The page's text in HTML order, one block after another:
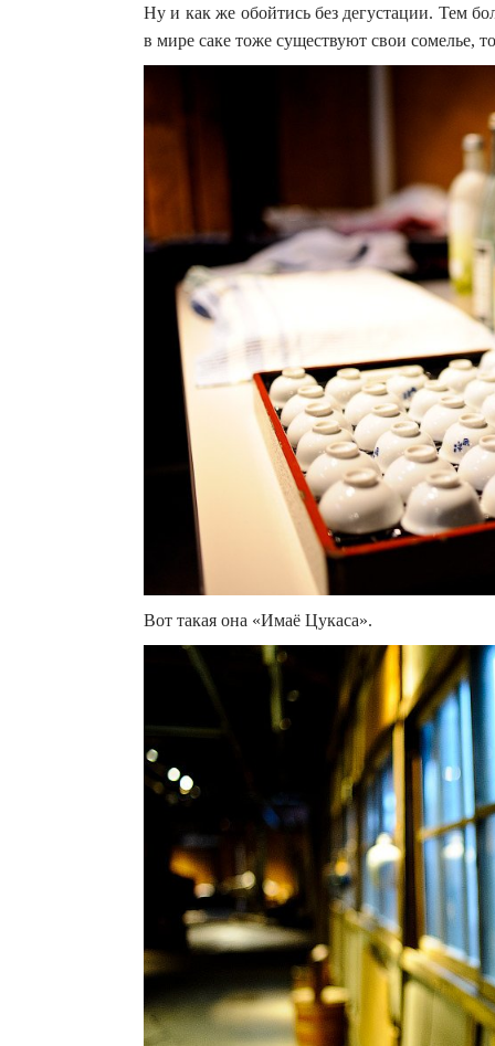
Ну и как же обойтись без дегустации. Тем
в мире саке тоже существуют свои сомелье,
Вот такая она «Имаё Цукаса».